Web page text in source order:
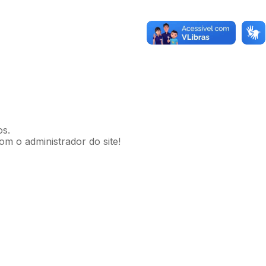
o administrador do site!